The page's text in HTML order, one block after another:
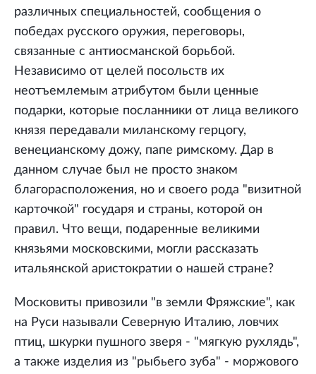
различных специальностей, сообщения о
победах русского оружия, переговоры,
связанные с антиосманской борьбой.
Независимо от целей посольств их
неотъемлемым атрибутом были ценные
подарки, которые посланники от лица великого
князя передавали миланскому герцогу,
венецианскому дожу, папе римскому. Дар в
данном случае был не просто знаком
благорасположения, но и своего рода "визитной
карточкой" государя и страны, которой он
правил. Что вещи, подаренные великими
князьями московскими, могли рассказать
итальянской аристократии о нашей стране?
Московиты привозили "в земли Фряжские", как
на Руси называли Северную Италию, ловчих
птиц, шкурки пушного зверя - "мягкую рухлядь",
а также изделия из "рыбьего зуба" - моржового